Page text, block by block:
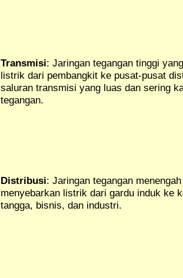
Transmisi: Jaringan tegangan tinggi
listrik dari pembangkit ke pusat-pusat
saluran transmisi yang luas dan sering
tegangan.
Distribusi: Jaringan tegangan
menyebarkan listrik dari gardu induk ke
tangga, bisnis, dan industri.